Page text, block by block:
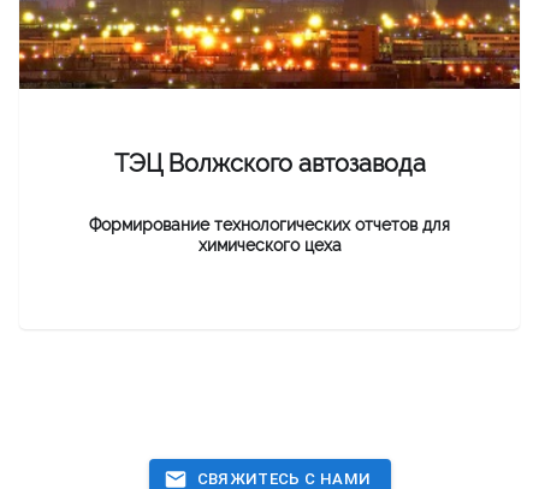
ТЭЦ Волжского автозавода
Формирование технологических отчетов для
химического цеха
СВЯЖИТЕСЬ С НАМИ